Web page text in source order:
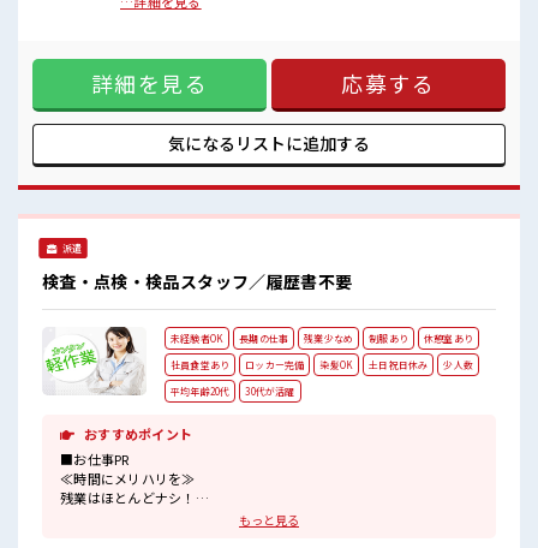
業はほとんどナシ！ ≪ラクラク制服アリ≫ 制服があるので、
毎日の服装の悩み解消♪ ≪初めての仕事だけど自分にもでき
そう≫ 新しいことにチャレンジするのは不安だけど、 しっか
り働く環境が整っています！ イチからスキルUP・ステップ
UP目指していきましょう！ ■職場の雰囲気 仕事の合間の息抜
きは休憩室で♪ 持ち物が多いあなたにもぴったり☆ ロッカー
☆
詳細を見る 応募する
気になるリストに追加する
派遣
検査・点検・検品スタッフ／履歴書不要
未経験者OK 長期の仕事 残業少なめ 制服あり
休憩室あり
社員食堂あり
ロッカー完備 染髪OK 土日祝日休み
少人数
平均年齢20代
30代が活躍
おすすめポイント
■お仕事PR
≪時間にメリハリを≫
残業はほとんどナシ！
場合によってはお願いすることもあります♪
もっと見る